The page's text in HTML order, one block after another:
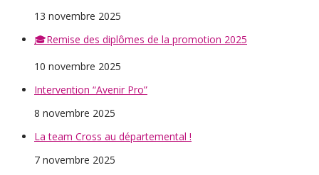
13 novembre 2025
🎓Remise des diplômes de la promotion 2025
10 novembre 2025
Intervention “Avenir Pro”
8 novembre 2025
La team Cross au départemental !
7 novembre 2025